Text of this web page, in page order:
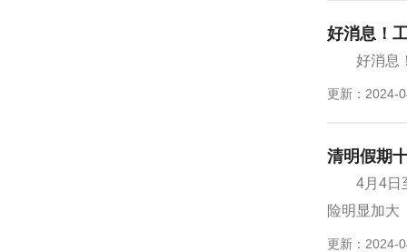
好消息！
好消
更新：2024-
清明假期
4月4
险明显加
更新：2024-